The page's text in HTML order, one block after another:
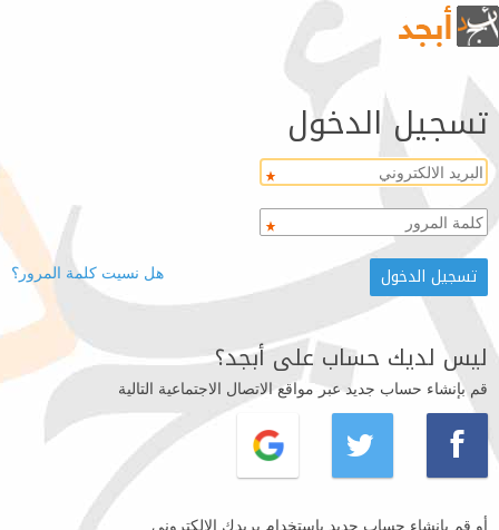
تسجيل الدخول
هل نسيت كلمة المرور؟
ليس لديك حساب على أبجد؟
قم بإنشاء حساب جديد عبر مواقع الاتصال الاجتماعية التالية
أو قم بإنشاء حساب جديد باستخدام بريدك الالكتروني